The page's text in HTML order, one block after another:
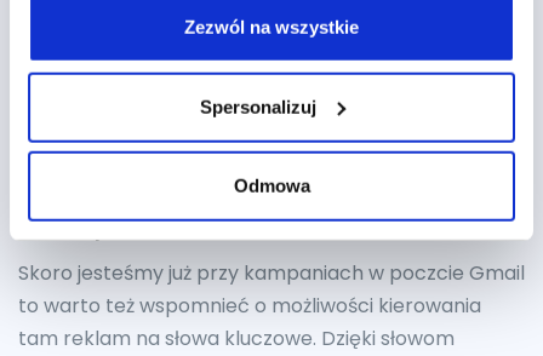
Zezwól na wszystkie
Spersonalizuj
Odmowa
dodaniu adresów url naszej
. Z tych list możemy korzystać zarówno
w standardowych kampaniach GDN jak i tworząc
mailing w kampanii Gmail Sponsored Promotions.
Display Select Keyword w
kampaniach GSP
Skoro jesteśmy już przy kampaniach w poczcie Gmail
to warto też wspomnieć o możliwości kierowania
tam reklam na słowa kluczowe. Dzięki słowom